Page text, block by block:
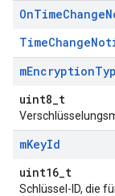
OnTimeChange
mEncryption
uint8_t
mKeyId
uint16_t
Schlüssel-ID, die